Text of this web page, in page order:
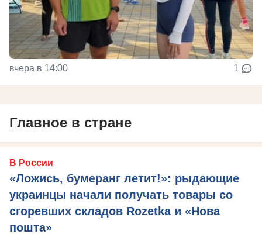
вчера в 14:00 1
Главное в стране
В России
«Ложись, бумеранг летит!»: рыдающие
украинцы начали получать товары со
сгоревших складов Rozetka и «Нова
пошта»